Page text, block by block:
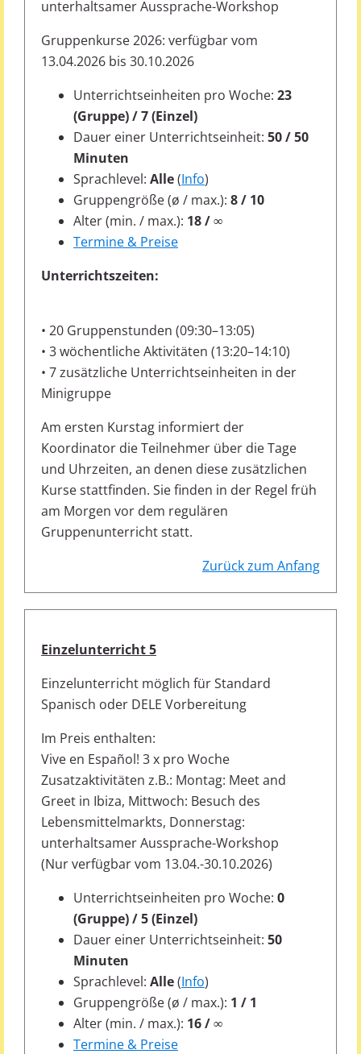
unterhaltsamer Aussprache-Workshop
Gruppenkurse 2026: verfügbar vom
13.04.2026 bis 30.10.2026
Unterrichtseinheiten pro Woche: 23
(Gruppe) / 7 (Einzel)
Dauer einer Unterrichtseinheit: 50 / 50
Minuten
Sprachlevel: Alle(Info)
Gruppengröße (ø / max.): 8 / 10
Alter (min. / max.): 18 / ∞
Termine & Preise
Unterrichtszeiten:
• 20 Gruppenstunden (09:30–13:05)
• 3 wöchentliche Aktivitäten (13:20–14:10)
• 7 zusätzliche Unterrichtseinheiten in der
Minigruppe
Am ersten Kurstag informiert der
Koordinator die Teilnehmer über die Tage
und Uhrzeiten, an denen diese zusätzlichen
Kurse stattfinden. Sie finden in der Regel früh
am Morgen vor dem regulären
Gruppenunterricht statt.
Zurück zum Anfang
Einzelunterricht 5
Einzelunterricht möglich für Standard
Spanisch oder DELE Vorbereitung
Im Preis enthalten:
Vive en Español! 3 x pro Woche
Zusatzaktivitäten z.B.: Montag: Meet and
Greet in Ibiza, Mittwoch: Besuch des
Lebensmittelmarkts, Donnerstag:
unterhaltsamer Aussprache-Workshop
(Nur verfügbar vom 13.04.-30.10.2026)
Unterrichtseinheiten pro Woche: 0
(Gruppe) / 5 (Einzel)
Dauer einer Unterrichtseinheit: 50
Minuten
Sprachlevel: Alle(Info)
Gruppengröße (ø / max.): 1 / 1
Alter (min. / max.): 16 / ∞
Termine & Preise